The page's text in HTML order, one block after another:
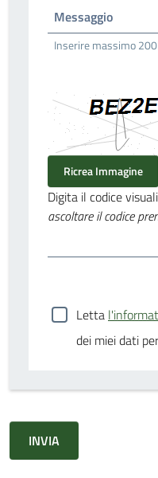
Messaggio
Inserire massimo
Ricrea Immagine
Digita il codice
ascoltare il codice
Letta
dei miei dati